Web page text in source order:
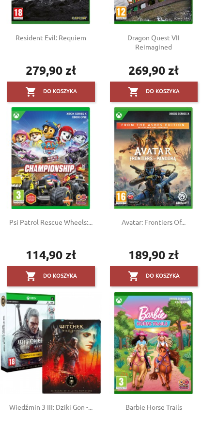
Resident Evil: Requiem
Cena
279,90 zł
 DO KOSZYKA
Dragon Quest VII
Reimagined
Cena
269,90 zł
 DO KOSZYKA
Psi Patrol Rescue Wheels:...
Cena
114,90 zł
 DO KOSZYKA
Avatar: Frontiers Of...
Cena
189,90 zł
 DO KOSZYKA
Wiedźmin 3 III: Dziki Gon -... Barbie Horse Trails